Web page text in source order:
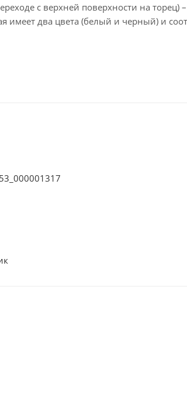
с верхней поверхности на торец)
два цвета (белый и черный) и